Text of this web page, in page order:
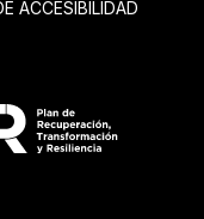
ACCESIBILIDAD